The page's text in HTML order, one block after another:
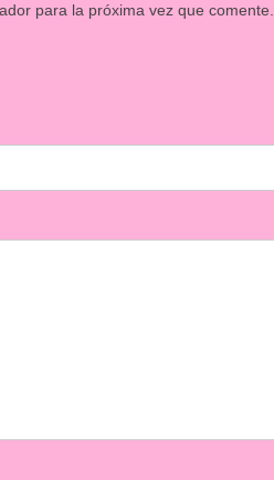
para la próxima vez que comente.